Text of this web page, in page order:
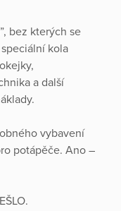
bez kterých se
kola
a další
vybavení
potápěče. Ano –